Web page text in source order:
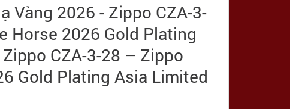
Vàng 2026 - Zippo CZA-3-
Horse 2026 Gold Plating
CZA-3-28 – Zippo
Gold Plating Asia Limited